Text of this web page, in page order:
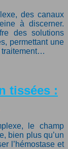
des canaux
à discerner.
des solutions
permettant une
traitement…
tissées :
le champ
bien plus qu’un
l’hémostase et